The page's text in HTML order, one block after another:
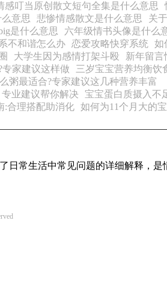
感叮当原创散文短句全集是什么意思
意思 悲惨情感散文是什么意思
关
是什么意思 六年级情书头像是什么
不和谐怎么办 恋爱攻略快穿系统
如
大学生因为感情打架斗殴 新年留言
家建议这样做
三岁宝宝营养均衡饮
粥最适合?专家建议这几种营养丰富
业建议帮你解决
宝宝蛋白质摄入不
:合理搭配助消化 如何为11个月大的
常生活中常见问题的详细解释，是